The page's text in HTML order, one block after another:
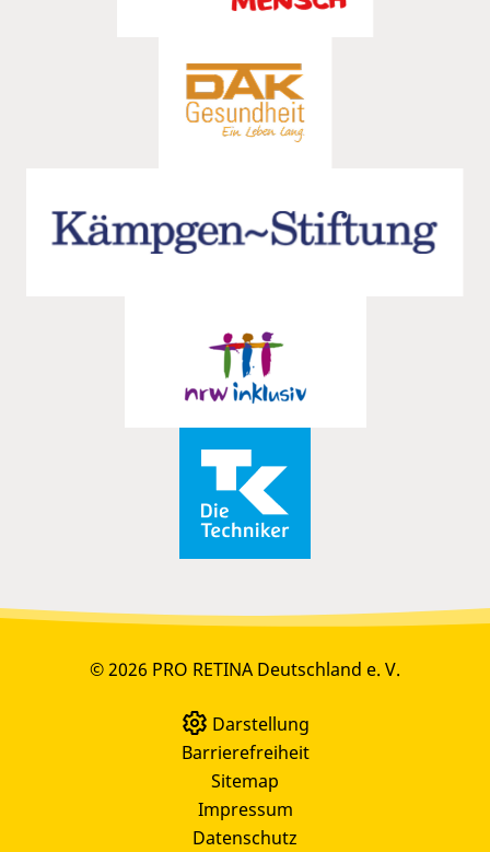
© 2026 PRO RETINA Deutschland e. V.
Darstellung
Barrierefreiheit
Sitemap
Impressum
Datenschutz